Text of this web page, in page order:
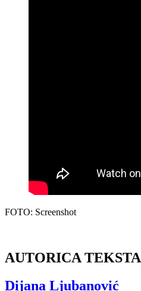
FOTO: Screenshot
AUTORICA TEKSTA
Dijana Ljubanović